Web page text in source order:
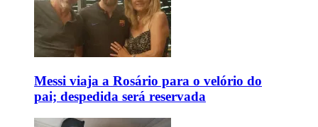
Messi viaja a Rosário para o velório do
pai; despedida será reservada